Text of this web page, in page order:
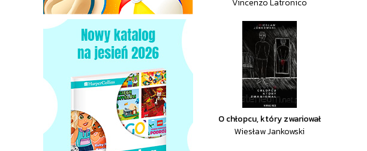
Vincenzo Latronico
O chłopcu, który zwariował
Wiesław Jankowski